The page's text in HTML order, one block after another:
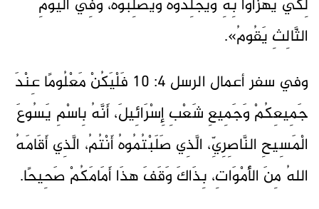
لِكَيْ يَهْزَأُوا بِهِ وَيَجْلِدُوهُ وَيَصْلِبُوهُ، وَفِي الْيَوْمِ
الثَّالِثِ يَقُومُ».
وفي سفر أعمال الرسل 4: 10 فَلْيَكُنْ مَعْلُومًا عِنْدَ
جَمِيعِكُمْ وَجَمِيعِ شَعْبِ إِسْرَائِيلَ، أَنَّهُ بِاسْمِ يَسُوعَ
الْمَسِيحِ النَّاصِرِيِّ، الَّذِي صَلَبْتُمُوهُ أَنْتُمُ، الَّذِي أَقَامَهُ
اللهُ مِنَ الأَمْوَاتِ، بِذَاكَ وَقَفَ هذَا أَمَامَكُمْ صَحِيحًا.